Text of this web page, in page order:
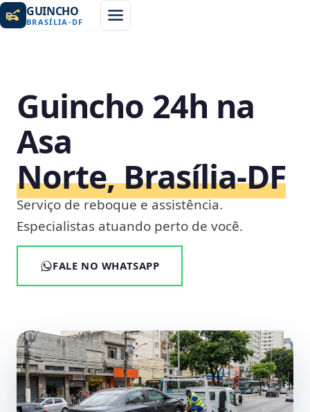
GUINCHO
BRASÍLIA -DF
Guincho 24h na
Asa
Norte, Brasília‑DF
Serviço de reboque e assistência.
Especialistas atuando perto de você.
FALE NO WHATSAPP